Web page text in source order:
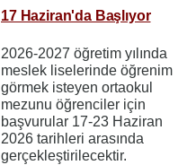
17 Haziran'da Başlıyor
2026-2027 öğretim yılında
meslek liselerinde öğrenim
görmek isteyen ortaokul
mezunu öğrenciler için
başvurular 17-23 Haziran
2026 tarihleri​​ arasında
gerçekleştirilecektir.